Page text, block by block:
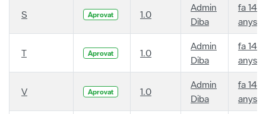
S Aprovat 1.0
Admin
Diba
fa 14
anys
T Aprovat 1.0
Admin
Diba
fa 14
anys
V Aprovat 1.0
Admin
Diba
fa 14
anys